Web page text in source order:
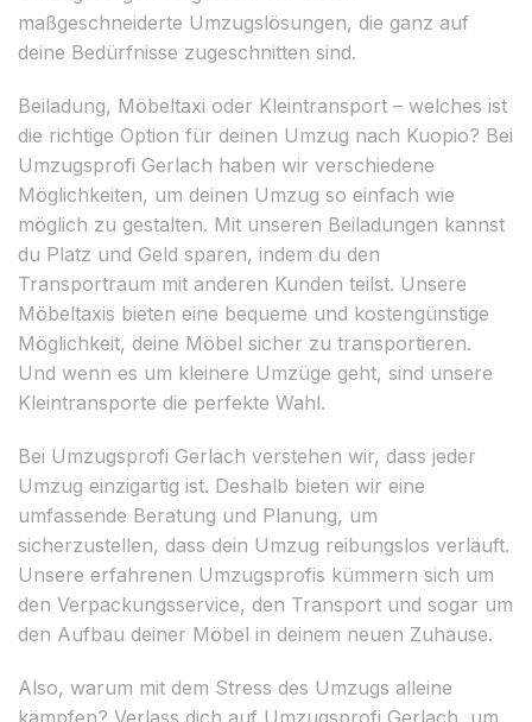
maßgeschneiderte Umzugslösungen, die ganz auf
deine Bedürfnisse zugeschnitten sind.
Beiladung, Möbeltaxi oder Kleintransport – welches ist
die richtige Option für deinen Umzug nach Kuopio? Bei
Umzugsprofi Gerlach haben wir verschiedene
Möglichkeiten, um deinen Umzug so einfach wie
möglich zu gestalten. Mit unseren Beiladungen kannst
du Platz und Geld sparen, indem du den
Transportraum mit anderen Kunden teilst. Unsere
Möbeltaxis bieten eine bequeme und kostengünstige
Möglichkeit, deine Möbel sicher zu transportieren.
Und wenn es um kleinere Umzüge geht, sind unsere
Kleintransporte die perfekte Wahl.
Bei Umzugsprofi Gerlach verstehen wir, dass jeder
Umzug einzigartig ist. Deshalb bieten wir eine
umfassende Beratung und Planung, um
sicherzustellen, dass dein Umzug reibungslos verläuft.
Unsere erfahrenen Umzugsprofis kümmern sich um
den Verpackungsservice, den Transport und sogar um
den Aufbau deiner Möbel in deinem neuen Zuhause.
Also, warum mit dem Stress des Umzugs alleine
kämpfen? Verlass dich auf Umzugsprofi Gerlach, um